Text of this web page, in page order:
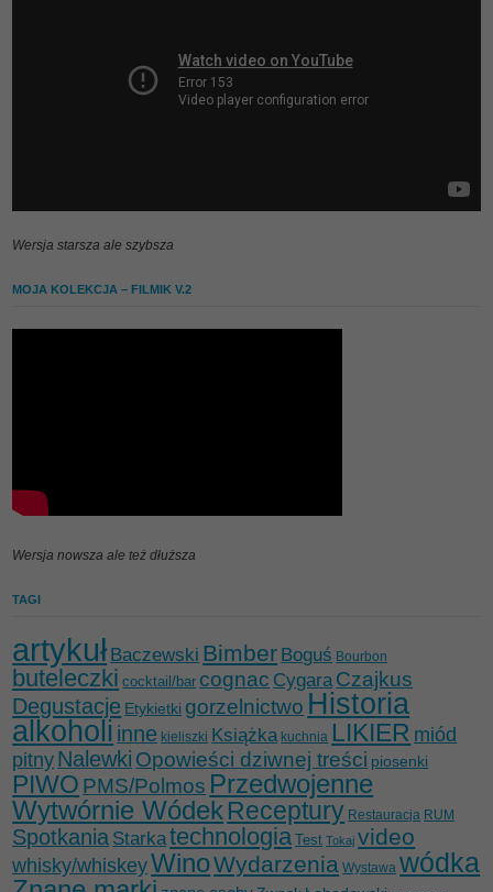
Wersja starsza ale szybsza
MOJA KOLEKCJA – FILMIK V.2
Wersja nowsza ale też dłuższa
TAGI
artykułBaczewski Bimber Boguś Bourbon
buteleczki cocktail/bar cognac Cygara Czajkus
Degustacje Etykietki gorzelnictwo Historia
alkoholi inne kieliszki Książka kuchnia LIKIER miód
pitny Nalewki Opowieści dziwnej treści piosenki
PIWO PMS/Polmos Przedwojenne
Wytwórnie WódekReceptury Restauracja RUM
Spotkania Starkatechnologia Test Tokaj video
whisky/whiskeyWinoWydarzenia Wystawa wódka